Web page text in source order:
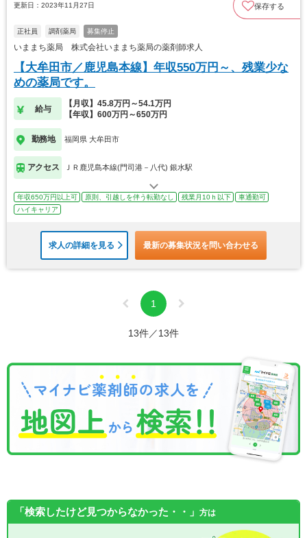
更新日：2023年11月27日 保存する
正社員 調剤薬局 募集停止
いままち薬局 株式会社いままち薬局の薬剤師求人
【大牟田市／鹿児島本線】年収550万円～、残業少な
めの薬局です。
給与
【月収】45.8万円～54.1万円
【年収】600万円～650万円
勤務地 福岡県 大牟田市
アクセス ＪＲ鹿児島本線(門司港－八代) 銀水駅
年収650万円以上可 原則、引越しを伴う転勤なし 残業月10ｈ以下
車通勤可
ハイキャリア
求人の詳細を見る 最新の募集状況を問い合わせる
1
13件／13件
「検索したけど見つからなかった・・」 方は